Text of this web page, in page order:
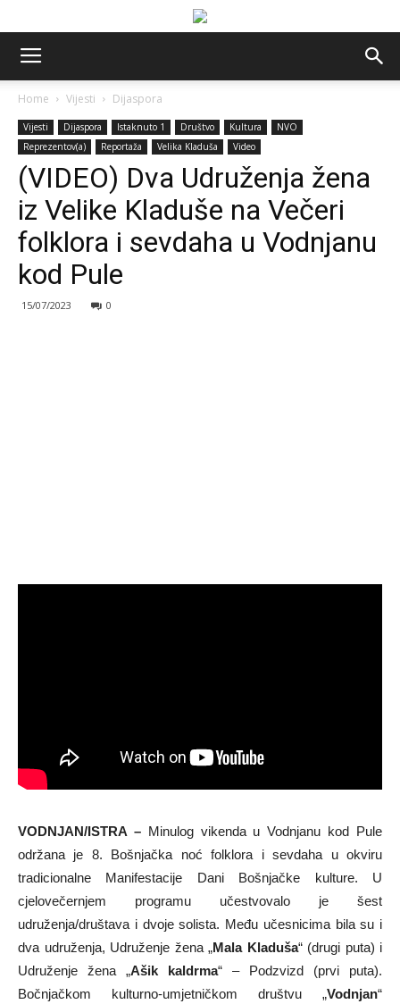
Home Vijesti Dijaspora
Vijesti Dijaspora Istaknuto 1 Društvo Kultura
NVO
Reprezentov(a)
Reportaža Velika Kladuša Video
(VIDEO) Dva Udruženja žena
iz Velike Kladuše na Večeri
folklora i sevdaha u Vodnjanu
kod Pule
15/07/2023 0
VODNJAN/ISTRA –Minulog vikenda u Vodnjanu kod Pule
održana je 8. Bošnjačka noć folklora i sevdaha u okviru
tradicionalne Manifestacije Dani Bošnjačke kulture. U
cjelovečernjem programu učestvovalo je šest
udruženja/društava i dvoje solista. Među učesnicima bila su i
dva udruženja, Udruženje žena „Mala Kladuša“ (drugi puta) i
Udruženje žena „Ašik kaldrma“ – Podzvizd (prvi puta).
Bočnjačkom kulturno-umjetničkom društvu „Vodnjan“